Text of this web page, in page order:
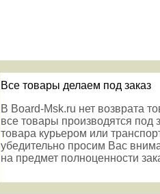
Все товары делаем под заказ
В Board-Msk.ru нет возврата
все товары производятся под
товара курьером или
убедительно просим Вас
на предмет полноценности